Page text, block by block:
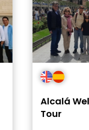
Alcalá
Tour